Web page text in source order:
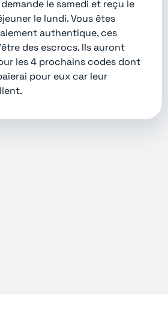
le samedi et reçu le
le lundi. Vous êtes
authentique, ces
des escrocs. Ils auront
les 4 prochains codes dont
pour eux car leur